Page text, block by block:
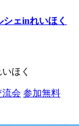
シェinれいほく
ほく
流会 参加無料